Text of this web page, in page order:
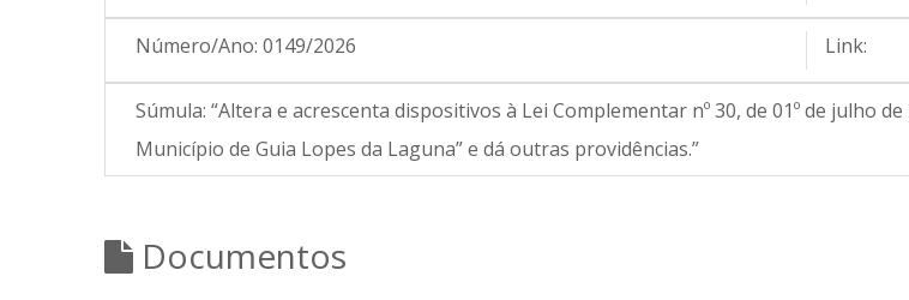
Número/Ano: 0149/2026 Link:
Súmula: “Altera e acrescenta dispositivos à Lei Complementar nº 30, de 01º de julho
Município de Guia Lopes da Laguna” e dá outras providências.”
Documentos